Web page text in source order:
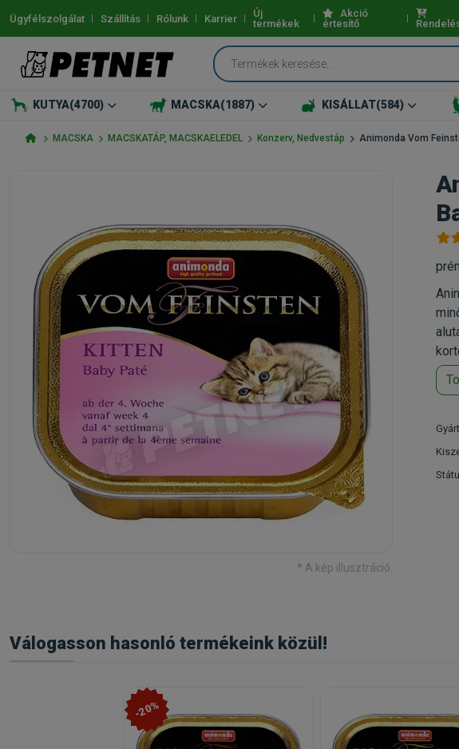
Ügyfélszolgálat Szállítás Rólunk Karrier
Új
termékek
Akció
értesítő
KUTYA(4700) MACSKA(1887) KISÁLLAT(584)
MACSKA MACSKATÁP, MACSKAELEDEL Konzerv, Nedvestáp Animonda Vom
* A kép illusztráció.
Válogasson hasonló termékeink közül!
-20%